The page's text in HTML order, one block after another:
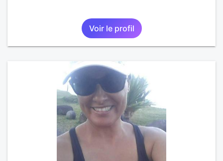
Voir le profil